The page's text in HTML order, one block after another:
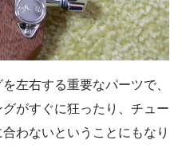
左右する重要なパーツで、
がすぐに狂ったり、チュー
わないということにもなり